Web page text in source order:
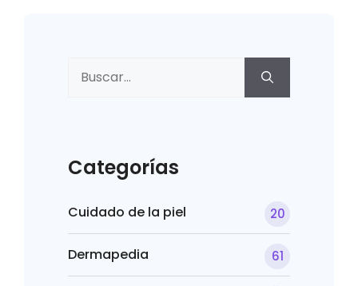
Categorías
Cuidado de la piel 20
Dermapedia 61